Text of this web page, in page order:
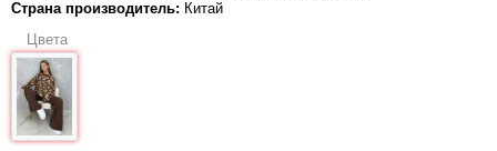
Страна производитель: Китай
Цвета